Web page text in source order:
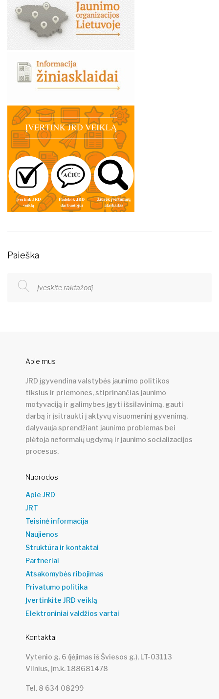
Paieška
Apie mus
JRD įgyvendina valstybės jaunimo politikos
tikslus ir priemones, stiprinančias jaunimo
motyvaciją ir galimybes įgyti išsilavinimą, gauti
darbą ir įsitraukti į aktyvų visuomeninį gyvenimą,
dalyvauja sprendžiant jaunimo problemas bei
plėtoja neformalų ugdymą ir jaunimo socializacijos
procesus.
Nuorodos
Apie JRD
JRT
Teisinė informacija
Naujienos
Struktūra ir kontaktai
Partneriai
Atsakomybės ribojimas
Privatumo politika
Įvertinkite JRD veiklą
Elektroniniai valdžios vartai
Kontaktai
Vytenio g. 6 (įėjimas iš Šviesos g.), LT-03113
Vilnius, Įm.k. 188681478
Tel. 8 634 08299